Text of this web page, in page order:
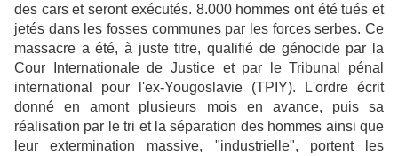
des cars et seront exécutés. 8.000 hommes ont été tués et
jetés dans les fosses communes par les forces serbes. Ce
massacre a été, à juste titre, qualifié de génocide par la
Cour Internationale de Justice et par le Tribunal pénal
international pour l'ex-Yougoslavie (TPIY). L'ordre écrit
donné en amont plusieurs mois en avance, puis sa
réalisation par le tri et la séparation des hommes ainsi que
leur extermination massive, "industrielle", portent les